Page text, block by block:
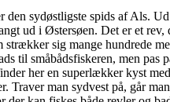
den sydøstligste spids af Als.
ud i Østersøen. Det er et rev,
strækker sig mange hundrede
til småbådsfiskeren, men pas
her en superlækkerkyst
Traver man sydvest på, går